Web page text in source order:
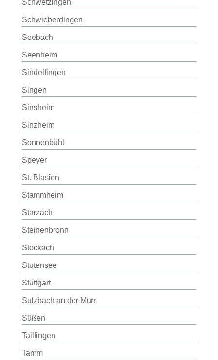
Schwetzingen
Schwieberdingen
Seebach
Seenheim
Sindelfingen
Singen
Sinsheim
Sinzheim
Sonnenbühl
Speyer
St. Blasien
Stammheim
Starzach
Steinenbronn
Stockach
Stutensee
Stuttgart
Sulzbach an der Murr
Süßen
Tailfingen
Tamm